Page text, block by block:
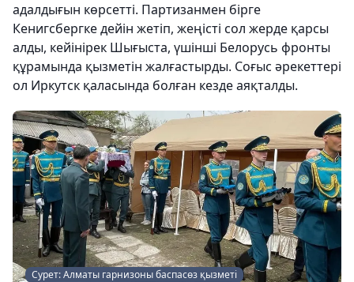
адалдығын көрсетті. Партизанмен бірге
Кенигсбергке дейін жетіп, жеңісті сол жерде қарсы
алды, кейінірек Шығыста, үшінші Белорусь фронты
құрамында қызметін жалғастырды. Соғыс әрекеттері
ол Иркутск қаласында болған кезде аяқталды.
Сурет: Алматы гарнизоны баспасөз қызметі